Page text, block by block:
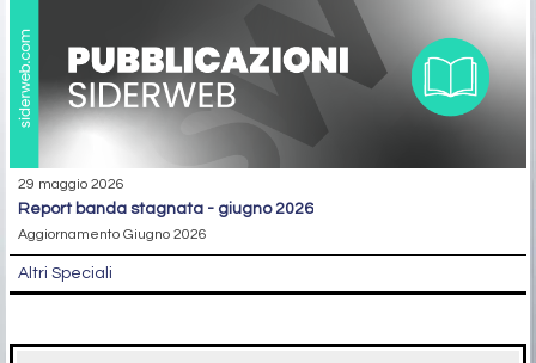
29 maggio 2026
report banda stagnata - giugno 2026
Aggiornamento Giugno 2026
Altri Speciali